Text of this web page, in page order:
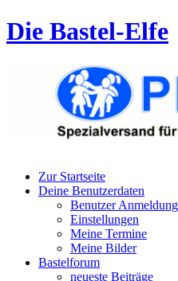
Die Bastel-Elfe
Zur Startseite
Deine Benutzerdaten
Benutzer Anmeldung
Einstellungen
Meine Termine
Meine Bilder
Bastelforum
neueste Beiträge